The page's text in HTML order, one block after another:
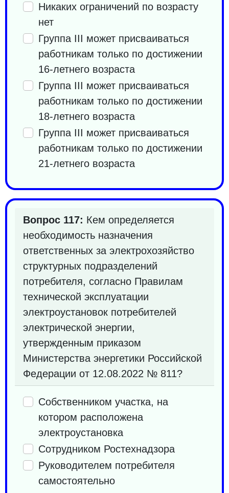
Никаких ограничений по возрасту
нет
Группа III может присваиваться
работникам только по достижении
16-летнего возраста
Группа III может присваиваться
работникам только по достижении
18-летнего возраста
Группа III может присваиваться
работникам только по достижении
21-летнего возраста
Вопрос 117: Кем определяется
необходимость назначения
ответственных за электрохозяйство
структурных подразделений
потребителя, согласно Правилам
технической эксплуатации
электроустановок потребителей
электрической энергии,
утвержденным приказом
Министерства энергетики Российской
Федерации от 12.08.2022 № 811?
Собственником участка, на
котором расположена
электроустановка
Сотрудником Ростехнадзора
Руководителем потребителя
самостоятельно